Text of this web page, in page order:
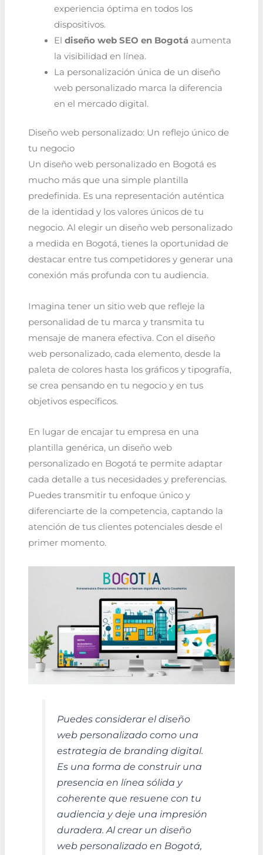
experiencia óptima en todos los
dispositivos.
El diseño web SEO en Bogotáaumenta
la visibilidad en línea.
La personalización única de un diseño
web personalizado marca la diferencia
en el mercado digital.
Diseño web personalizado: Un reflejo único de
tu negocio
Un diseño web personalizado en Bogotá es
mucho más que una simple plantilla
predefinida. Es una representación auténtica
de la identidad y los valores únicos de tu
negocio. Al elegir un diseño web personalizado
a medida en Bogotá, tienes la oportunidad de
destacar entre tus competidores y generar una
conexión más profunda con tu audiencia.
Imagina tener un sitio web que refleje la
personalidad de tu marca y transmita tu
mensaje de manera efectiva. Con el diseño
web personalizado, cada elemento, desde la
paleta de colores hasta los gráficos y tipografía,
se crea pensando en tu negocio y en tus
objetivos específicos.
En lugar de encajar tu empresa en una
plantilla genérica, un diseño web
personalizado en Bogotá te permite adaptar
cada detalle a tus necesidades y preferencias.
Puedes transmitir tu enfoque único y
diferenciarte de la competencia, captando la
atención de tus clientes potenciales desde el
primer momento.
Puedes considerar el diseño
web personalizado como una
estrategia de branding digital.
Es una forma de construir una
presencia en línea sólida y
coherente que resuene con tu
audiencia y deje una impresión
duradera. Al crear un diseño
web personalizado en Bogotá,